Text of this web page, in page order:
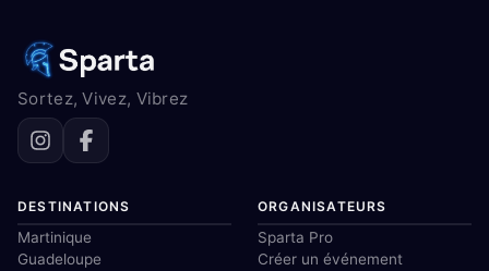
Sortez, Vivez, Vibrez
DESTINATIONS
Martinique
Guadeloupe
ORGANISATEURS
Sparta Pro
Créer un événement